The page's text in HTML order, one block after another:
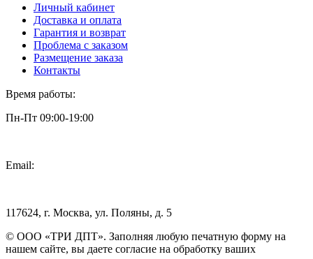
Личный кабинет
Доставка и оплата
Гарантия и возврат
Проблема с заказом
Размещение заказа
Контакты
Время работы:
Пн-Пт 09:00-19:00
Email:
117624, г. Москва, ул. Поляны, д. 5
© ООО «ТРИ ДПТ». Заполняя любую печатную форму на
нашем сайте, вы даете согласие на обработку ваших